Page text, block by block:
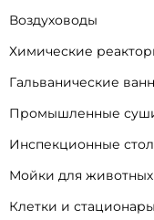
Воздуховоды
Химические
Гальванические
Промышленные
Инспекционные
Мойки для животных
Клетки и